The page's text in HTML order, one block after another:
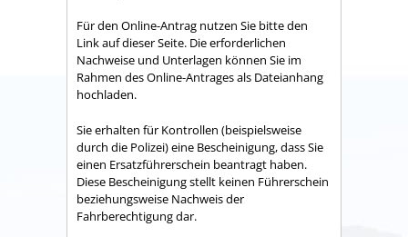
Für den Online-Antrag nutzen Sie bitte den
Link auf dieser Seite. Die erforderlichen
Nachweise und Unterlagen können Sie im
Rahmen des Online-Antrages als Dateianhang
hochladen.
Sie erhalten für Kontrollen (beispielsweise
durch die Polizei) eine Bescheinigung, dass Sie
einen Ersatzführerschein beantragt haben.
Diese Bescheinigung stellt keinen Führerschein
beziehungsweise Nachweis der
Fahrberechtigung dar.